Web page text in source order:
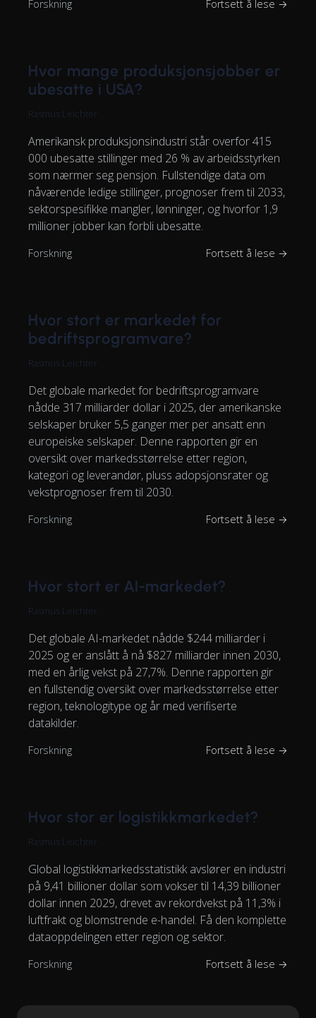
Forskning Fortsett å lese →
Hvor mange produksjonsjobber er
ubesatte i USA?
Rasmus Leichter
Amerikansk produksjonsindustri står overfor 415
000 ubesatte stillinger med 26 % av arbeidsstyrken
som nærmer seg pensjon. Fullstendige data om
nåværende ledige stillinger, prognoser frem til 2033,
sektorspesifikke mangler, lønninger, og hvorfor 1,9
millioner jobber kan forbli ubesatte.
Forskning Fortsett å lese →
Hvor stort er markedet for
bedriftsprogramvare?
Rasmus Leichter
Det globale markedet for bedriftsprogramvare
nådde 317 milliarder dollar i 2025, der amerikanske
selskaper bruker 5,5 ganger mer per ansatt enn
europeiske selskaper. Denne rapporten gir en
oversikt over markedsstørrelse etter region,
kategori og leverandør, pluss adopsjonsrater og
vekstprognoser frem til 2030.
Forskning Fortsett å lese →
Hvor stort er AI-markedet?
Rasmus Leichter
Det globale AI-markedet nådde $244 milliarder i
2025 og er anslått å nå $827 milliarder innen 2030,
med en årlig vekst på 27,7%. Denne rapporten gir
en fullstendig oversikt over markedsstørrelse etter
region, teknologitype og år med verifiserte
datakilder.
Forskning Fortsett å lese →
Hvor stor er logistikkmarkedet?
Rasmus Leichter
Global logistikkmarkedsstatistikk avslører en industri
på 9,41 billioner dollar som vokser til 14,39 billioner
dollar innen 2029, drevet av rekordvekst på 11,3% i
luftfrakt og blomstrende e-handel. Få den komplette
dataoppdelingen etter region og sektor.
Forskning Fortsett å lese →